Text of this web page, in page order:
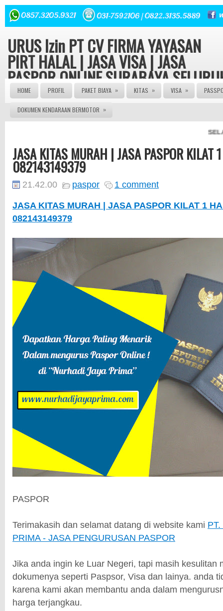
URUS Izin PT CV FIRMA YAYASAN
PIRT HALAL | JASA VISA | JASA
PASPOR ONLINE SURABAYA
INDONESIA
Konsultasi hukum dan Perizinan Gratis | Urus Izin PT CV
JASA PASPOR RUSAK | JASA PEMBUATAN PASPOR |
PASPOR | AGEN VISA | JASA VISA ONLINE | JASA
ONLINE | JASA KITAS ONLINE | JASA PEMBUATAN
JASA PEMBUATAN PASPOR | JASA PEMBUATAN VISA
ONLINE | JASA PENGURUSNA SIM | JASA PEMBUATAN
| JASA PEMBUATAN PT | SIUP | NPWP
HOME PROFIL PAKET BIAYA » KITAS » VISA »
DOKUMEN KENDARAAN BERMOTOR »
JASA KITAS MURAH | JASA PASPOR KILAT
082143149379
21.42.00 paspor
1 comment
JASA KITAS MURAH | JASA PASPOR KILAT 1
082143149379
PASPOR
Terimakasih dan selamat datang di website kami
PRIMA - JASA PENGURUSAN PASPOR
Jika anda ingin ke Luar Negeri, tapi masih kesulitan
dokumenya seperti Paspsor, Visa dan lainya. anda
karena kami akan membantu anda dalam
harga terjangkau.